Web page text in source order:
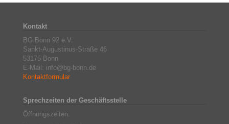
Kontakt
BG Bonn 92 e.V.
Sankt-Augustinus-Straße 46
53175 Bonn
E-Mail: info@bg-bonn.de
Kontaktformular
Sprechzeiten der Geschäftsstelle
Öffnungszeiten: